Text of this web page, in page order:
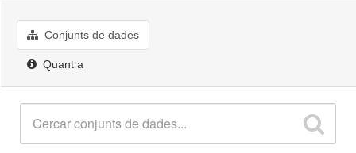
Quant a
Conjunts de dades
Quant a